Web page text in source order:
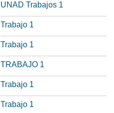
UNAD Trabajos 1
Trabajo 1
Trabajo 1
TRABAJO 1
Trabajo 1
Trabajo 1